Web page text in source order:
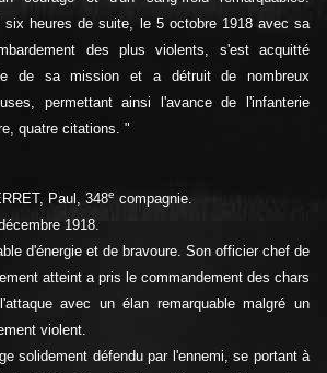
six heures de suite, le 5 octobre 1918 avec sa
des plus violents, s'est acquitté
de sa mission et a détruit de nombreux
permettant ainsi l'avance de l'infanterie
quatre citations. "
Paul, 348e compagnie.
1918.
d'énergie et de bravoure. Son officier chef de
atteint a pris le commandement des chars
avec un élan remarquable malgré un
violent.
solidement défendu par l'ennemi, se portant à